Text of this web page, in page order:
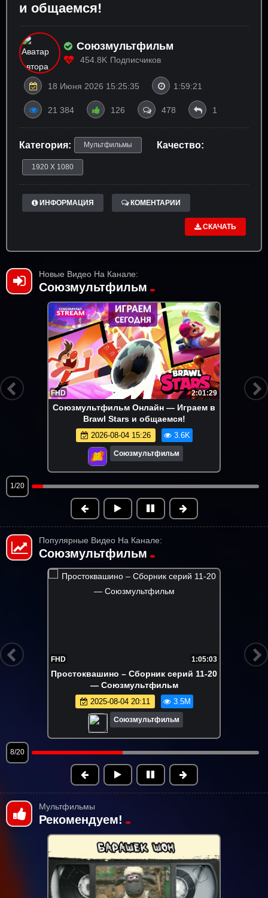
и общаемся!
Союзмультфильм
454.8K Подписчиков
18 Июня 2026 15:25:35 1:59:21
21 384 126 478 1
Категория: Мультфильмы Качество:
1920 X 1080
ИНФОРМАЦИЯ КОМЕНТАРИИ
СКАЧАТЬ
Новые Видео На Канале:
Союзмультфильм
FHD 2:01:29
Союзмультфильм Онлайн — Играем в
Brawl Stars и общаемся!
2026-08-04 15:26 3.6K
Союзмультфильм
1/20
Популярные Видео На Канале:
Союзмультфильм
Умка на ёлке
2024-12-19 12:41
Союзмультфильм
9/20
Мультфильмы
Рекомендуем!